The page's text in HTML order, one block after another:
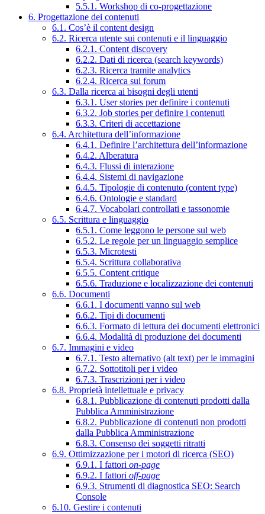
5.5.1. Workshop di co-progettazione
6. Progettazione dei contenuti
6.1. Cos’è il content design
6.2. Ricerca utente sui contenuti e il linguaggio
6.2.1. Content discovery
6.2.2. Dati di ricerca (search keywords)
6.2.3. Ricerca tramite analytics
6.2.4. Ricerca sui forum
6.3. Dalla ricerca ai bisogni degli utenti
6.3.1. User stories per definire i contenuti
6.3.2. Job stories per definire i contenuti
6.3.3. Criteri di accettazione
6.4. Architettura dell’informazione
6.4.1. Definire l’architettura dell’informazione
6.4.2. Alberatura
6.4.3. Flussi di interazione
6.4.4. Sistemi di navigazione
6.4.5. Tipologie di contenuto (content type)
6.4.6. Ontologie e standard
6.4.7. Vocabolari controllati e tassonomie
6.5. Scrittura e linguaggio
6.5.1. Come leggono le persone sul web
6.5.2. Le regole per un linguaggio semplice
6.5.3. Microtesti
6.5.4. Scrittura collaborativa
6.5.5. Content critique
6.5.6. Traduzione e localizzazione dei contenuti
6.6. Documenti
6.6.1. I documenti vanno sul web
6.6.2. Tipi di documenti
6.6.3. Formato di lettura dei documenti elettronici
6.6.4. Modalità di produzione dei documenti
6.7. Immagini e video
6.7.1. Testo alternativo (alt text) per le immagini
6.7.2. Sottotitoli per i video
6.7.3. Trascrizioni per i video
6.8. Proprietà intellettuale e privacy
6.8.1. Pubblicazione di contenuti prodotti dalla
Pubblica Amministrazione
6.8.2. Pubblicazione di contenuti non prodotti
dalla Pubblica Amministrazione
6.8.3. Consenso dei soggetti ritratti
6.9. Ottimizzazione per i motori di ricerca (SEO)
6.9.1. I fattori on-page
6.9.2. I fattori off-page
6.9.3. Strumenti di diagnostica SEO: Search
Console
6.10. Gestire i contenuti